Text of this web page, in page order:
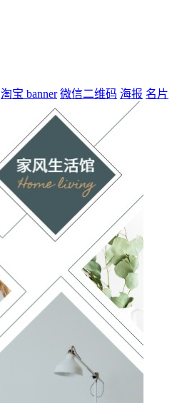
淘宝 banner 微信二维码 海报 名片